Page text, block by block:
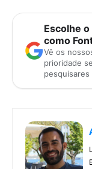
Escolhe
como
Vê os
prioridade